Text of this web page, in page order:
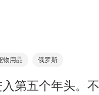
物用品 俄罗斯
第五个年头。不